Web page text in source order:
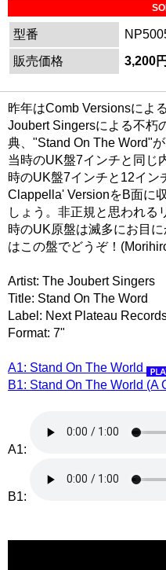
型番
販売価格
3,200
昨年はComb Versionsによ
Joubert Singersによる不朽
典、"Stand On The Word"
当時のUK盤7インチと同じ
時のUK盤7インチと12イン
Clappella' VersionをB面に
しょう。非正規と思われる
時のUK原盤は滅多にお目
はこの盤でどうぞ！
Artist: The Joubert Singers
Title: Stand On The Word
Label: Next Plateau
Format: 7"
A1: Stand On The World
B1: Stand On The World (A
A1:
B1: